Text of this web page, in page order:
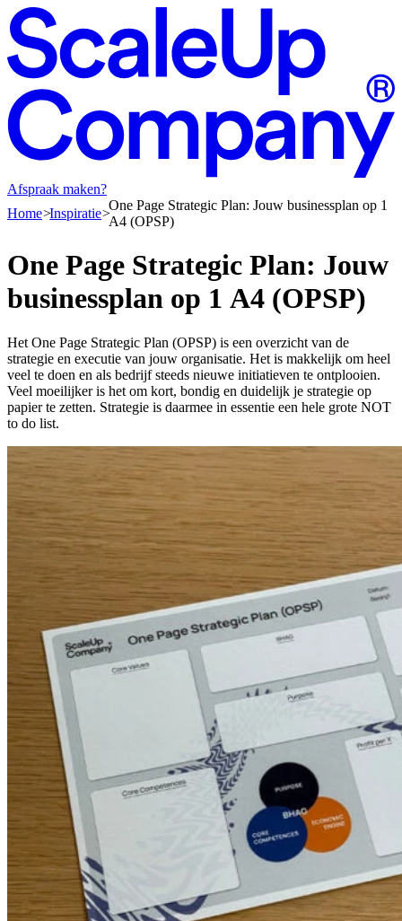
Afspraak maken?
Home Inspiratie
One Page Strategic Plan: Jouw businessplan op 1
A4 (OPSP)
One Page Strategic Plan: Jouw
businessplan op 1 A4 (OPSP)
Het One Page Strategic Plan (OPSP) is een overzicht van de
strategie en executie van jouw organisatie. Het is makkelijk om heel
veel te doen en als bedrijf steeds nieuwe initiatieven te ontplooien.
Veel moeilijker is het om kort, bondig en duidelijk je strategie op
papier te zetten. Strategie is daarmee in essentie een hele grote NOT
to do list.